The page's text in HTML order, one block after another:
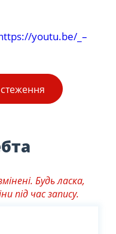
youtu.be/_–
Будь ласка,
під час запису.